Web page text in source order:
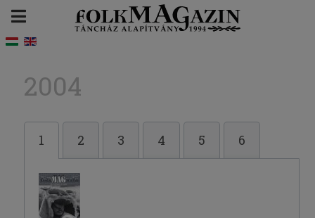
2004
1 2 3 4 5 6